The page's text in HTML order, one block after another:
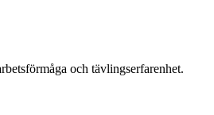
och tävlingserfarenhet.